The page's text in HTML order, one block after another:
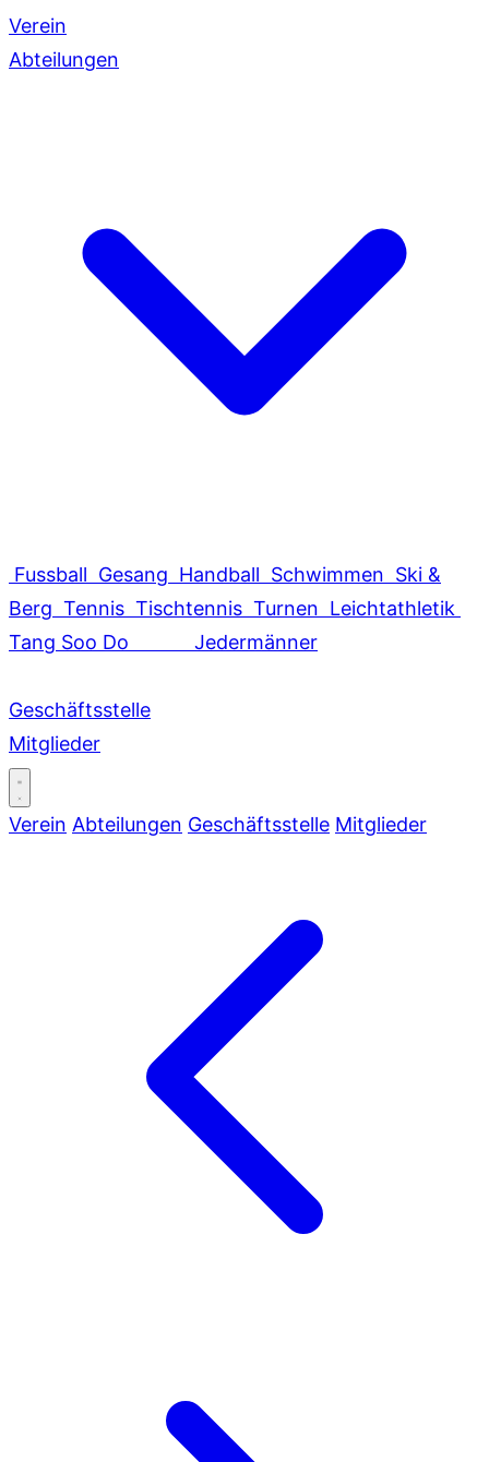
Verein
Abteilungen
Fussball Gesang Handball Schwimmen Ski &
Berg Tennis Tischtennis Turnen Leichtathletik
Tang Soo Do
Jedermänner
Geschäftsstelle
Mitglieder
Verein Abteilungen Geschäftsstelle Mitglieder